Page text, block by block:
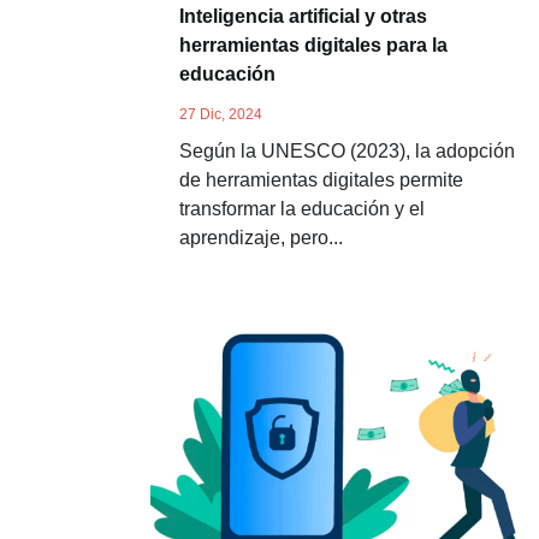
Inteligencia artificial y otras
herramientas digitales para la
educación
27 Dic, 2024
Según la UNESCO (2023), la adopción
de herramientas digitales permite
transformar la educación y el
aprendizaje, pero...